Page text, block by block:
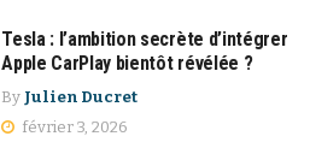
Tesla : l’ambition secrète d’intégrer
Apple CarPlay bientôt révélée ?
By Julien Ducret
février 3, 2026